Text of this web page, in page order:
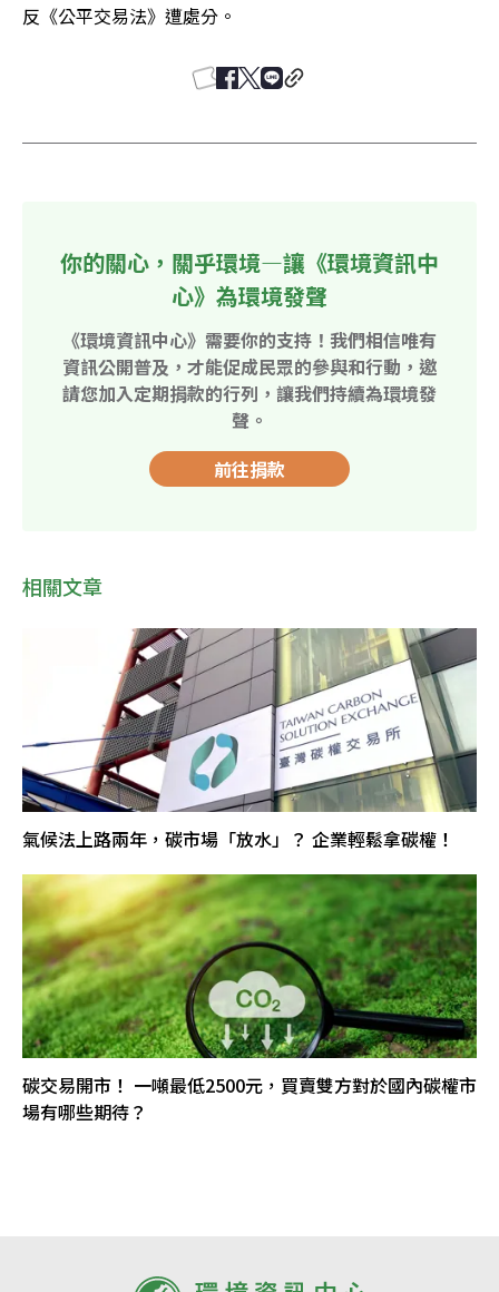
反《公平交易法》遭處分。
你的關心，關乎環境—讓《環境資訊中
心》為環境發聲
《環境資訊中心》需要你的支持！我們相信唯有
資訊公開普及，才能促成民眾的參與和行動，邀
請您加入定期捐款的行列，讓我們持續為環境發
聲。
前往捐款
相關文章
氣候法上路兩年，碳市場「放水」？ 企業輕鬆拿碳權！
碳交易開市！ 一噸最低2500元，買賣雙方對於國內碳權市
場有哪些期待？